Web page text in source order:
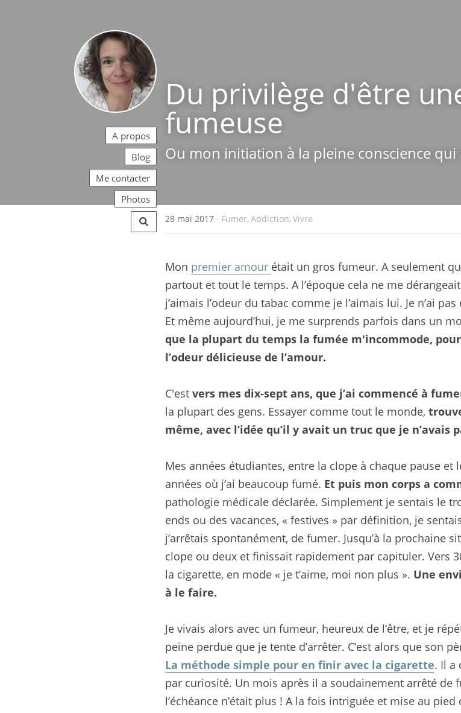
A propos
Blog
Me contacter
Photos
Du privilège d'être
fumeuse
Ou mon initiation à la pleine conscience
28 mai 2017 · Fumer,Addiction,Vivre
Mon premier amour était un gros fumeur. A seulement
partout et tout le temps. A l’époque cela ne me
j’aimais l’odeur du tabac comme je l’aimais lui. Je n’ai
Et même aujourd’hui, je me surprends parfois dans un
que la plupart du temps la fumée m'incommode,
l’odeur délicieuse de l’amour.
C'est vers mes dix-sept ans, que j’ai commencé à
la plupart des gens. Essayer comme tout le monde,
même, avec l’idée qu’il y avait un truc que je n’avais
Mes années étudiantes, entre la clope à chaque pause et
années où j’ai beaucoup fumé. Et puis mon corps a
pathologie médicale déclarée. Simplement je sentais le
ends ou des vacances, « festives » par définition, je
j’arrêtais spontanément, de fumer. Jusqu’à la prochaine
clope ou deux et finissait rapidement par capituler. Vers
la cigarette, en mode « je t’aime, moi non plus ». Une
à le faire.
Je vivais alors avec un fumeur, heureux de l’être, et je
peine perdue que je tente d’arrêter. C’est alors que son
La méthode simple pour en finir avec la cigarette. Il a
par curiosité. Un mois après il a soudainement arrêté de
l’échéance n’était plus ! A la fois intriguée et mise au